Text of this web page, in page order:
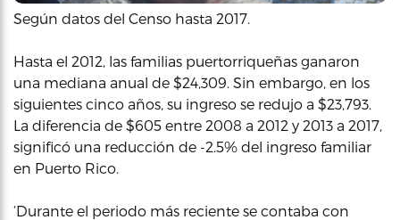
Según datos del Censo hasta 2017.
Hasta el 2012, las familias puertorriqueñas ganaron
una mediana anual de $24,309. Sin embargo, en los
siguientes cinco años, su ingreso se redujo a $23,793.
La diferencia de $605 entre 2008 a 2012 y 2013 a 2017,
significó una reducción de -2.5% del ingreso familiar
en Puerto Rico.
‘Durante el periodo más reciente se contaba con